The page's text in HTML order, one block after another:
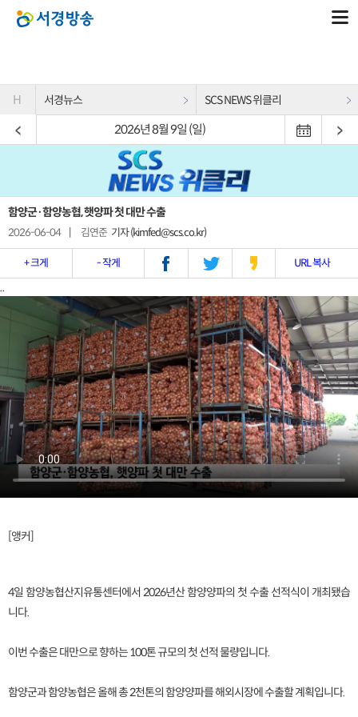
H 서경뉴스 SCS NEWS 위클리
2026년 8월 9일 (일)
함양군·함양농협, 햇양파 첫 대만 수출
2026-06-04 김연준 기자 (kimfed@scs.co.kr)
+ 크게 - 작게 URL 복사
..
[앵커]
4일 함양농협산지유통센터에서 2026년산 함양양파의 첫 수출 선적식이 개최됐습
니다.
이번 수출은 대만으로 향하는 100톤 규모의 첫 선적 물량입니다.
함양군과 함양농협은 올해 총 2천톤의 함양양파를 해외시장에 수출할 계획입니다.